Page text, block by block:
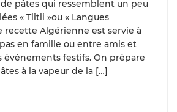
pâtes qui ressemblent un peu
« Tlitli »ou « Langues
recette Algérienne est servie à
en famille ou entre amis et
événements festifs. On prépare
à la vapeur de la […]